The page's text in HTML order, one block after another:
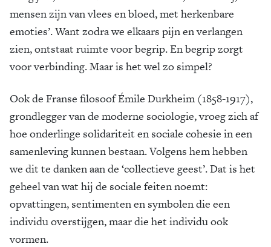
mensen zijn van vlees en bloed, met herkenbare
emoties’. Want zodra we elkaars pijn en verlangen
zien, ontstaat ruimte voor begrip. En begrip zorgt
voor verbinding. Maar is het wel zo simpel?
Ook de Franse filosoof Émile Durkheim (1858-1917),
grondlegger van de moderne sociologie, vroeg zich af
hoe onderlinge solidariteit en sociale cohesie in een
samenleving kunnen bestaan. Volgens hem hebben
we dit te danken aan de ‘collectieve geest’. Dat is het
geheel van wat hij de sociale feiten noemt:
opvattingen, sentimenten en symbolen die een
individu overstijgen, maar die het individu ook
vormen.